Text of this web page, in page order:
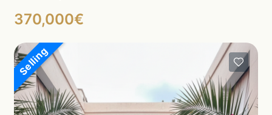
370,000€
Selling